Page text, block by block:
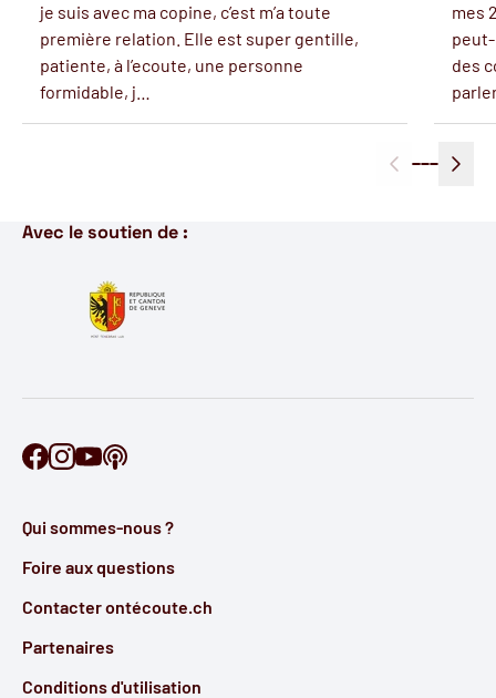
je suis avec ma copine, c’est m’a toute
première relation. Elle est super gentille,
patiente, à l’ecoute, une personne
formidable, j…
mes
des
Avec le soutien de :
Retrouve Ontécoute sur Facebook
Retrouve Ontécoute sur Instagram
Retrouve Ontécoute sur YouTube
Qui sommes-nous ?
Foire aux questions
Contacter ontécoute.ch
Partenaires
Conditions d'utilisation